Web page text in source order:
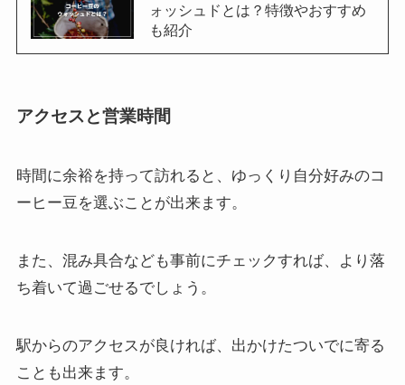
ォッシュドとは？特徴やおすすめ
も紹介
アクセスと営業時間
時間に余裕を持って訪れると、ゆっくり自分好みのコ
ーヒー豆を選ぶことが出来ます。
また、混み具合なども事前にチェックすれば、より落
ち着いて過ごせるでしょう。
駅からのアクセスが良ければ、出かけたついでに寄る
ことも出来ます。